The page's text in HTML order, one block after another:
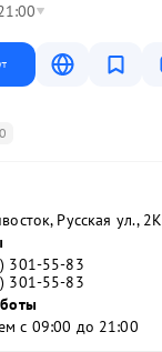
Русская ул., 2К
301-55-83
301-55-83
с 09:00 до 21:00